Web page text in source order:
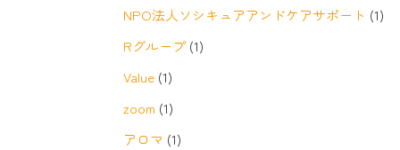
NPO法人ソシキュアアンドケアサポート (1)
Rグループ (1)
Value (1)
zoom (1)
アロマ (1)